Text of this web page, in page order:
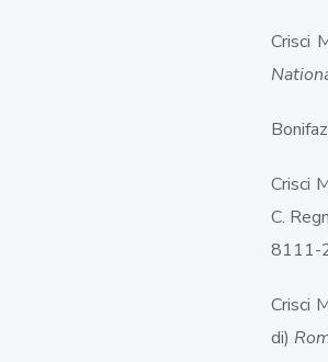
Crisci
Crisci
C.
8111-
Crisci
di)